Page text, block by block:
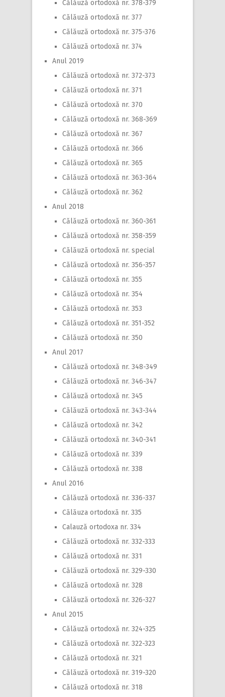
Călăuză ortodoxă nr. 378-379
Călăuză ortodoxă nr. 377
Călăuză ortodoxă nr. 375-376
Călăuză ortodoxă nr. 374
Anul 2019
Călăuză ortodoxă nr. 372-373
Călăuză ortodoxă nr. 371
Călăuză ortodoxă nr. 370
Călăuză ortodoxă nr. 368-369
Călăuză ortodoxă nr. 367
Călăuză ortodoxă nr. 366
Călăuză ortodoxă nr. 365
Călăuză ortodoxă nr. 363-364
Călăuză ortodoxă nr. 362
Anul 2018
Călăuză ortodoxă nr. 360-361
Călăuză ortodoxă nr. 358-359
Călăuză ortodoxă nr. special
Călăuză ortodoxă nr. 356-357
Călăuză ortodoxă nr. 355
Călăuză ortodoxă nr. 354
Călăuză ortodoxă nr. 353
Călăuză ortodoxă nr. 351-352
Călăuză ortodoxă nr. 350
Anul 2017
Călăuză ortodoxă nr. 348-349
Călăuză ortodoxă nr. 346-347
Călăuză ortodoxă nr. 345
Călăuză ortodoxă nr. 343-344
Călăuză ortodoxă nr. 342
Călăuză ortodoxă nr. 340-341
Călăuză ortodoxă nr. 339
Călăuză ortodoxă nr. 338
Anul 2016
Călăuză ortodoxă nr. 336-337
Călăuza ortodoxă nr. 335
Calauză ortodoxa nr. 334
Călăuză ortodoxă nr. 332-333
Călăuză ortodoxă nr. 331
Călăuză ortodoxă nr. 329-330
Călăuză ortodoxă nr. 328
Călăuză ortodoxă nr. 326-327
Anul 2015
Călăuză ortodoxă nr. 324-325
Călăuză ortodoxă nr. 322-323
Călăuză ortodoxă nr. 321
Călăuză ortodoxă nr. 319-320
Călăuză ortodoxă nr. 318